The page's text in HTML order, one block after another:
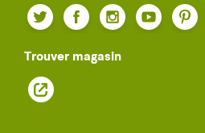
Facebook
Twitter Instagram
Trouver magasin